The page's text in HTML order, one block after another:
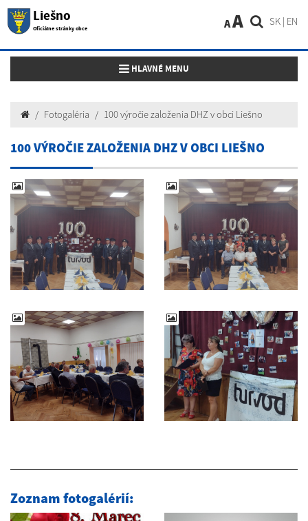
Liešno
Oficiálne stránky obce
SK | EN
AA
Toggle navigation
HLAVNÉ MENU
Fotogaléria 100 výročie založenia DHZ v obci Liešno
100 VÝROČIE ZALOŽENIA DHZ V OBCI LIEŠNO
Zoznam fotogalérií: